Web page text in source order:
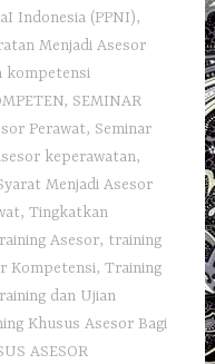
Indonesia (PPNI),
Menjadi Asesor
kompetensi
, SEMINAR
Perawat, Seminar
keperawatan,
Menjadi Asesor
,Tingkatkan
Asesor, training
Kompetensi,Training
dan Ujian
Khusus Asesor Bagi
ASESOR